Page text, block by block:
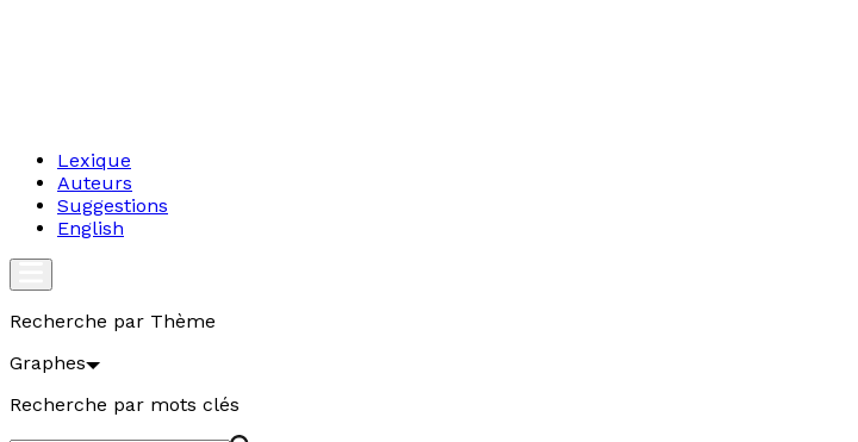
Lexique
Auteurs
Suggestions
English
Recherche par Thème
Graphes
Recherche par mots clés